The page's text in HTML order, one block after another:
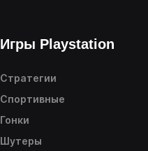
Игры Playstation
Стратегии
Спортивные
Гонки
Шутеры